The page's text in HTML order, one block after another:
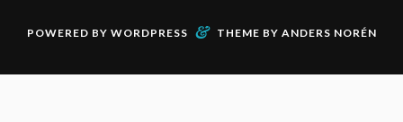
POWERED BY WORDPRESS & THEME BY ANDERS NORÉN